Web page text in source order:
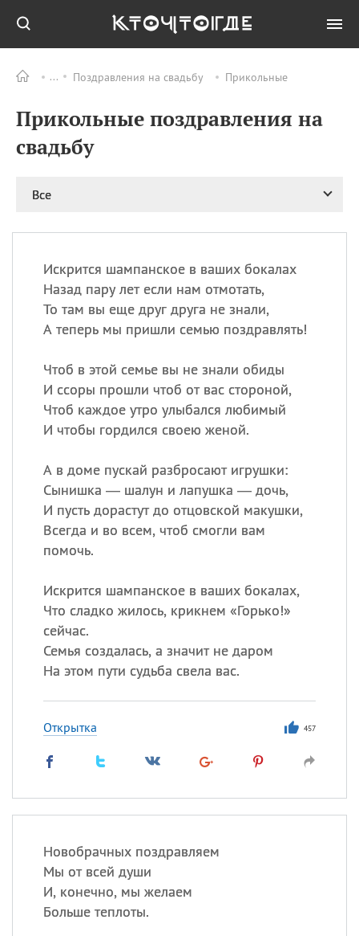
Поздравления на свадьбу Прикольные
Прикольные поздравления на
свадьбу
Все
Искрится шампанское в ваших бокалах
Назад пару лет если нам отмотать,
То там вы еще друг друга не знали,
А теперь мы пришли семью поздравлять!
Чтоб в этой семье вы не знали обиды
И ссоры прошли чтоб от вас стороной,
Чтоб каждое утро улыбался любимый
И чтобы гордился своею женой.
А в доме пускай разбросают игрушки:
Сынишка — шалун и лапушка — дочь,
И пусть дорастут до отцовской макушки,
Всегда и во всем, чтоб смогли вам
помочь.
Искрится шампанское в ваших бокалах,
Что сладко жилось, крикнем «Горько!»
сейчас.
Семья создалась, а значит не даром
На этом пути судьба свела вас.
Открытка 457
Новобрачных поздравляем
Мы от всей души
И, конечно, мы желаем
Больше теплоты.
ПРАЗДНИКИ
09.08 День памяти жертв
атомной
день
рисового пудинга
09.08 День Дымняшки
(Smokey Bear Day)
Сегодня празднуют именины
Сергей, Теодор,
Посмотреть значение
происхождение